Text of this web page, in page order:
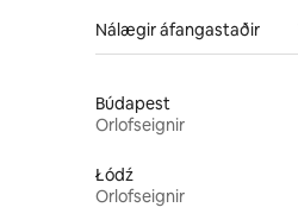
Nálægir áfangastaðir
Búdapest
Orlofseignir
Łódź
Orlofseignir